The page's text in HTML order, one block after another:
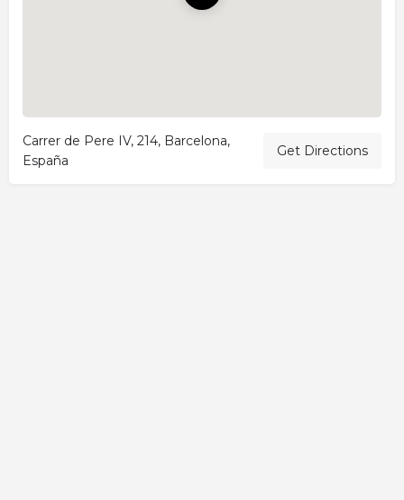
Carrer de Pere IV, 214, Barcelona,
España
Get Directions